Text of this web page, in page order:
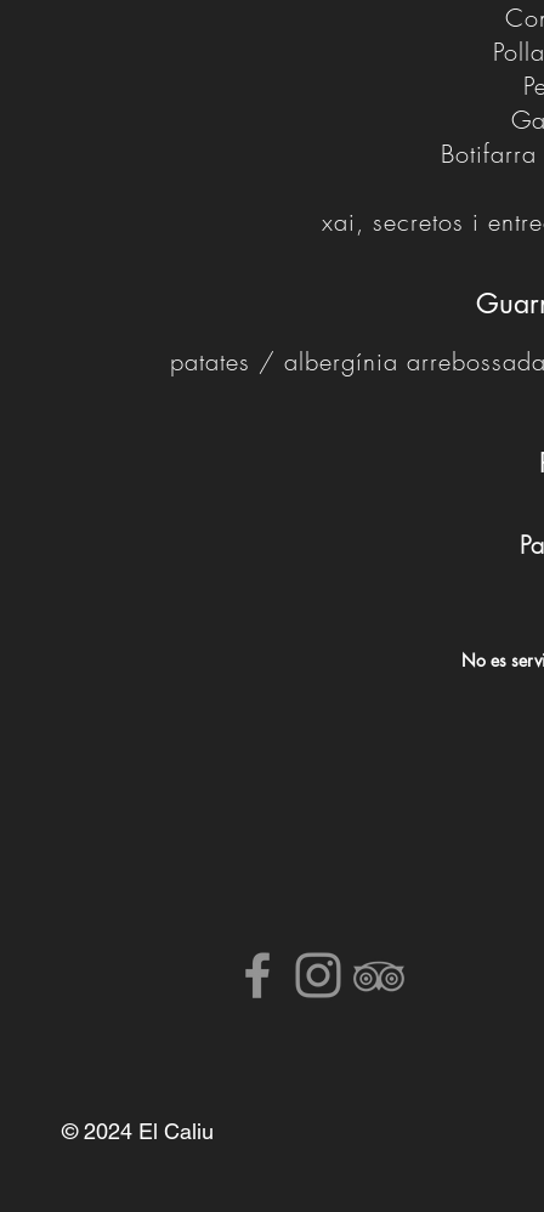
xai, secretos i
patates / albergínia
No es
© 2024 El Caliu